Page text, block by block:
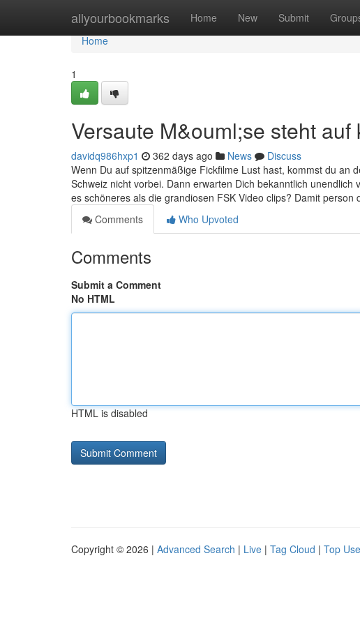
allyourbookmarks Home New Submit
Home
Home
1
Versaute M&ouml;se steht
davidq986hxp1 362 days ago News
Discuss
Wenn Du auf spitzenmäßige Fickfilme Lust hast, kommst du an
Schweiz nicht vorbei. Dann erwarten Dich bekanntlich
es schöneres als die grandiosen FSK Video clips? Damit person
Comments
Who Upvoted
Comments
Submit a Comment
No HTML
HTML is disabled
Copyright © 2026 | Advanced Search | Live | Tag Cloud | Top